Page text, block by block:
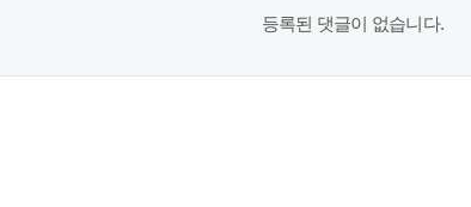
등록된 댓글이 없습니다.